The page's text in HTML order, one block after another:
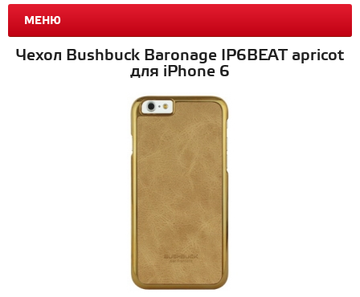
МЕНЮ
Чехол Bushbuck Baronage IP6BEAT apricot
для iPhone 6